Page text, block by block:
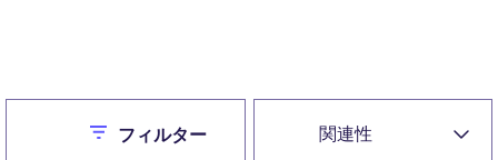
関連性
Closeフィルター